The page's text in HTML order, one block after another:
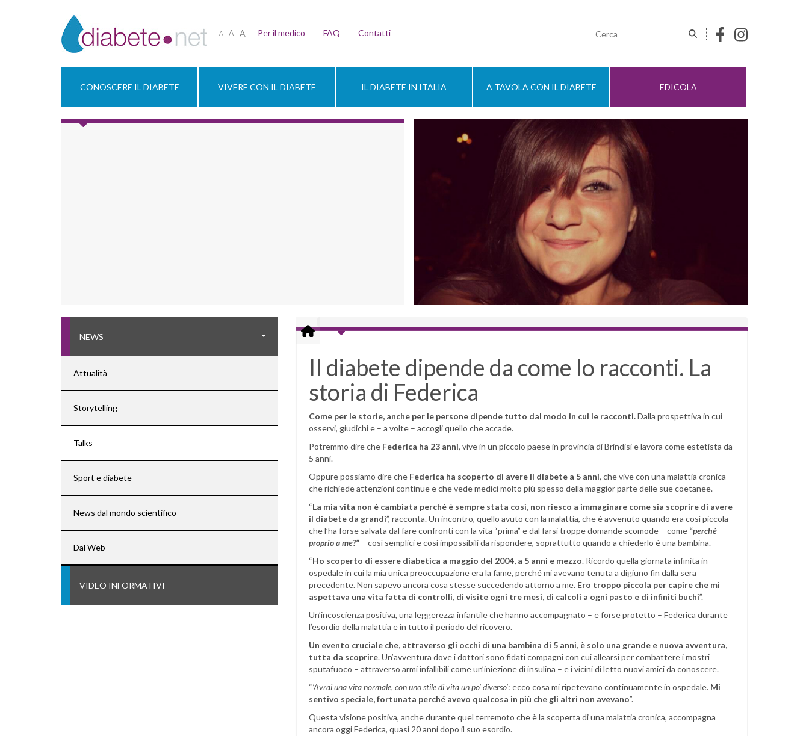
A A A Per il medico FAQ Contatti
CONOSCERE IL DIABETE VIVERE CON IL DIABETE IL DIABETE IN ITALIA A TAVOLA CON IL DIABETE EDICOLA
NEWS
Attualità
Storytelling
Talks
Sport e diabete
News dal mondo scientifico
Dal Web
VIDEO INFORMATIVI
Il diabete dipende da come lo racconti. La
storia di Federica
Come per le storie, anche per le persone dipende tutto dal modo in cui le racconti.Dalla prospettiva in cui
osservi, giudichi e – a volte – accogli quello che accade.
Potremmo dire che Federica ha 23 anni, vive in un piccolo paese in provincia di Brindisi e lavora come estetista da
5 anni.
Oppure possiamo dire che Federica ha scoperto di avere il diabete a 5 anni, che vive con una malattia cronica
che richiede attenzioni continue e che vede medici molto più spesso della maggior parte delle sue coetanee.
“La mia vita non è cambiata perché è sempre stata così, non riesco a immaginare come sia scoprire di avere
il diabete da grandi”, racconta. Un incontro, quello avuto con la malattia, che è avvenuto quando era così piccola
che l’ha forse salvata dal fare confronti con la vita “prima” e dal farsi troppe domande scomode – come “perché
proprio a me?” – così semplici e così impossibili da rispondere, soprattutto quando a chiederlo è una bambina.
“Ho scoperto di essere diabetica a maggio del 2004, a 5 anni e mezzo. Ricordo quella giornata infinita in
ospedale in cui la mia unica preoccupazione era la fame, perché mi avevano tenuta a digiuno fin dalla sera
precedente. Non sapevo ancora cosa stesse succedendo attorno a me. Ero troppo piccola per capire che mi
aspettava una vita fatta di controlli, di visite ogni tre mesi, di calcoli a ogni pasto e di infiniti buchi”.
Un’incoscienza positiva, una leggerezza infantile che hanno accompagnato – e forse protetto – Federica durante
l’esordio della malattia e in tutto il periodo del ricovero.
Un evento cruciale che, attraverso gli occhi di una bambina di 5 anni, è solo una grande e nuova avventura,
tutta da scoprire. Un’avventura dove i dottori sono fidati compagni con cui allearsi per combattere i mostri
sputafuoco – attraverso armi infallibili come un’iniezione di insulina – e i vicini di letto nuovi amici da conoscere.
“’Avrai una vita normale, con uno stile di vita un po’diverso’: ecco cosa mi ripetevano continuamente in ospedale. Mi
sentivo speciale, fortunata perché avevo qualcosa in più che gli altri non avevano”.
Questa visione positiva, anche durante quel terremoto che è la scoperta di una malattia cronica, accompagna
ancora oggi Federica, quasi 20 anni dopo il suo esordio.